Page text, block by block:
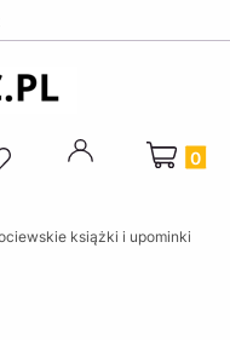
Produkty
książki i upominki